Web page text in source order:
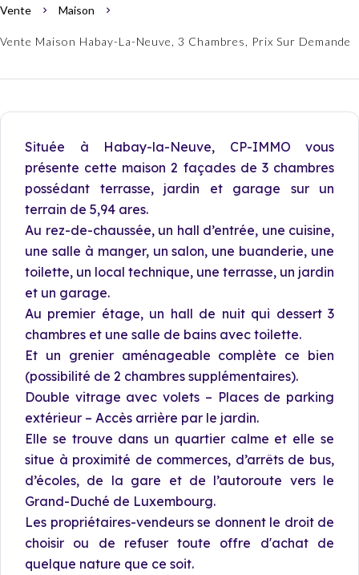
Vente Maison
Vente Maison Habay-La-Neuve, 3 Chambres, Prix Sur Demande
Située à Habay-la-Neuve, CP-IMMO vous
présente cette maison 2 façades de 3 chambres
possédant terrasse, jardin et garage sur un
terrain de 5,94 ares.
Au rez-de-chaussée, un hall d’entrée, une cuisine,
une salle à manger, un salon, une buanderie, une
toilette, un local technique, une terrasse, un jardin
et un garage.
Au premier étage, un hall de nuit qui dessert 3
chambres et une salle de bains avec toilette.
Et un grenier aménageable complète ce bien
(possibilité de 2 chambres supplémentaires).
Double vitrage avec volets – Places de parking
extérieur – Accès arrière par le jardin.
Elle se trouve dans un quartier calme et elle se
situe à proximité de commerces, d’arrêts de bus,
d’écoles, de la gare et de l’autoroute vers le
Grand-Duché de Luxembourg.
Les propriétaires-vendeurs se donnent le droit de
choisir ou de refuser toute offre d'achat de
quelque nature que ce soit.